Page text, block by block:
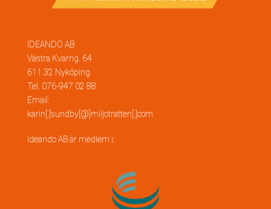
IDEANDO AB
Västra Kvarng. 64
611 32 Nyköping
Tel. 076-947 02 88
Email:
karin[.]sundby[@]miljotratten[.]com
Ideando AB är medlem i: